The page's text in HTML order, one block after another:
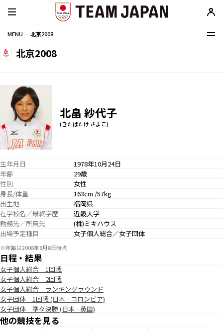
MENU ─ 北京2008
北京2008
北畠 紗代子
(きたばたけ さよこ)
生年月日
1978年10月24日
年齢
29歳
性別
女性
身長/体重
163cm /57kg
出生地
福岡県
在学校名／最終学歴
近畿大学
勤務先／所属先
(株)ミキハウス
出場予定種目
女子個人総合／女子団体
※年齢は2008年8月8日時点
日程・結果
女子個人総合 1回戦
女子個人総合 2回戦
女子個人総合 ランキングラウンド
女子団体 1回戦 (日本 - コロンビア)
女子団体 準々決勝 (日本 - 英国)
他の競技を見る